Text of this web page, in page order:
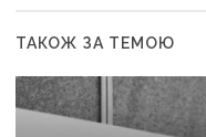
ТАКОЖ ЗА ТЕМОЮ